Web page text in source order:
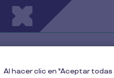
Pasar al contenido
Al hacer clic en "Aceptar